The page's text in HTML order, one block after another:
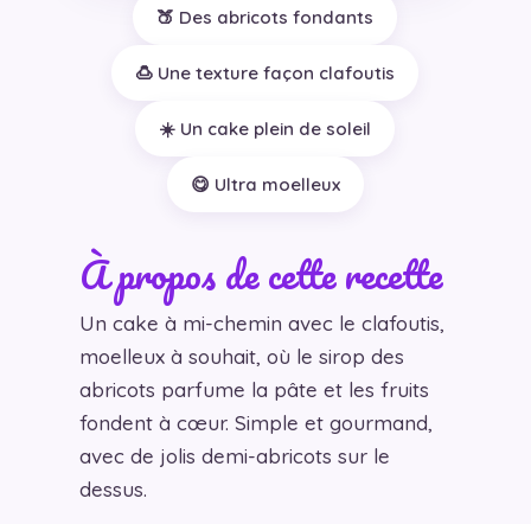
🍑 Des abricots fondants
🍮 Une texture façon clafoutis
☀️ Un cake plein de soleil
😋 Ultra moelleux
À propos de cette recette
Un cake à mi-chemin avec le clafoutis,
moelleux à souhait, où le sirop des
abricots parfume la pâte et les fruits
fondent à cœur. Simple et gourmand,
avec de jolis demi-abricots sur le
dessus.